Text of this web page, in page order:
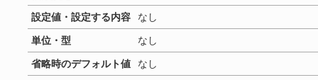
設定値・設定する内容 なし
単位・型 なし
省略時のデフォルト値 なし